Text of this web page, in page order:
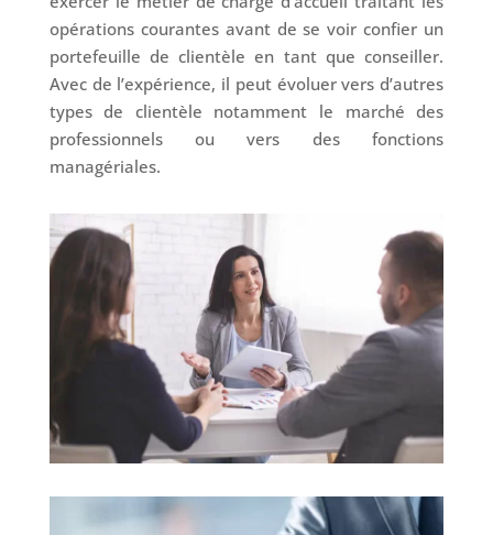
opérations courantes avant de se voir confier un
portefeuille de clientèle en tant que conseiller.
Avec de l’expérience, il peut évoluer vers d’autres
types de clientèle notamment le marché des
professionnels ou vers des fonctions
managériales.